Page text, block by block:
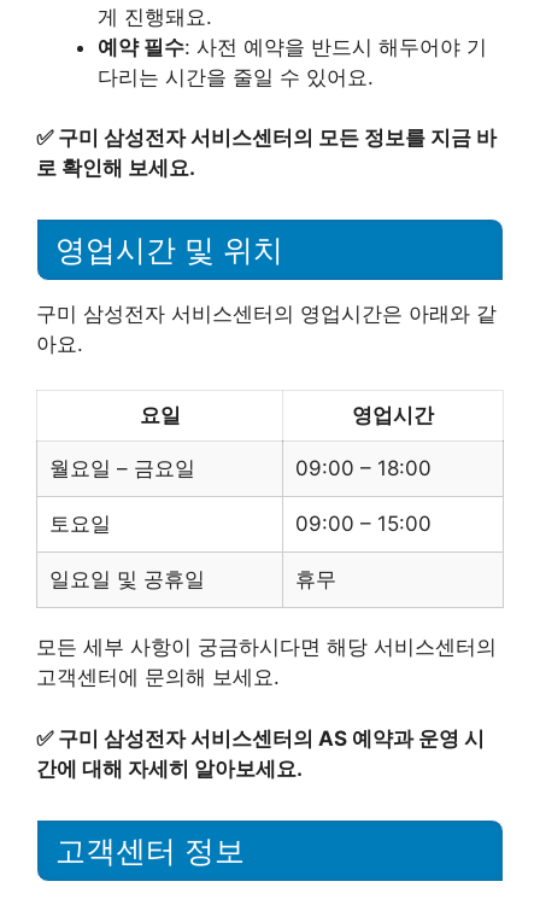
게 진행돼요.
예약 필수: 사전 예약을 반드시 해두어야 기
다리는 시간을 줄일 수 있어요.
✅ 구미 삼성전자 서비스센터의 모든 정보를 지금 바
로 확인해 보세요.
영업시간 및 위치
구미 삼성전자 서비스센터의 영업시간은 아래와 같
아요.
요일 영업시간
월요일 – 금요일 09:00 – 18:00
토요일 09:00 – 15:00
일요일 및 공휴일 휴무
모든 세부 사항이 궁금하시다면 해당 서비스센터의
고객센터에 문의해 보세요.
✅ 구미 삼성전자 서비스센터의 AS 예약과 운영 시
간에 대해 자세히 알아보세요.
고객센터 정보